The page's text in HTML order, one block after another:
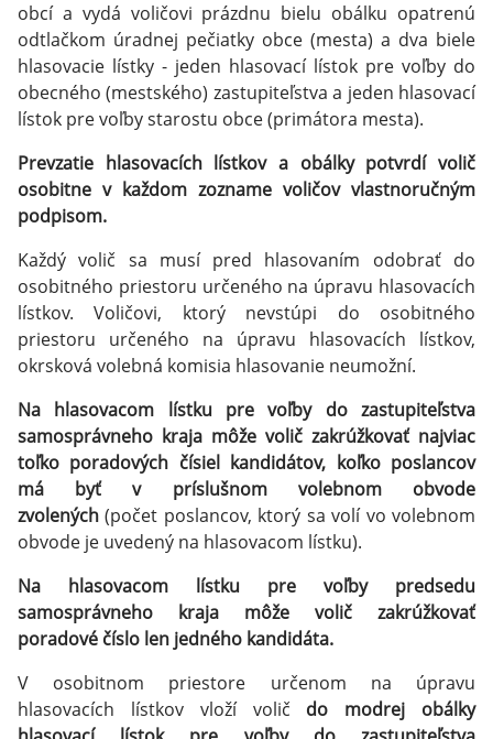
obcí a vydá voličovi prázdnu bielu obálku opatrenú
odtlačkom úradnej pečiatky obce (mesta) a dva biele
hlasovacie lístky - jeden hlasovací lístok pre voľby do
obecného (mestského) zastupiteľstva a jeden hlasovací
lístok pre voľby starostu obce (primátora mesta).
Prevzatie hlasovacích lístkov a obálky potvrdí volič
osobitne v každom zozname voličov vlastnoručným
podpisom.
Každý volič sa musí pred hlasovaním odobrať do
osobitného priestoru určeného na úpravu hlasovacích
lístkov. Voličovi, ktorý nevstúpi do osobitného
priestoru určeného na úpravu hlasovacích lístkov,
okrsková volebná komisia hlasovanie neumožní.
Na hlasovacom lístku pre voľby do zastupiteľstva
samosprávneho kraja môže volič zakrúžkovať najviac
toľko poradových čísiel kandidátov, koľko poslancov
má byť v príslušnom volebnom obvode
zvolených(počet poslancov, ktorý sa volí vo volebnom
obvode je uvedený na hlasovacom lístku).
Na hlasovacom lístku pre voľby predsedu
samosprávneho kraja môže volič zakrúžkovať
poradové číslo len jedného kandidáta.
V osobitnom priestore určenom na úpravu
hlasovacích lístkov vloží volič do modrej obálky